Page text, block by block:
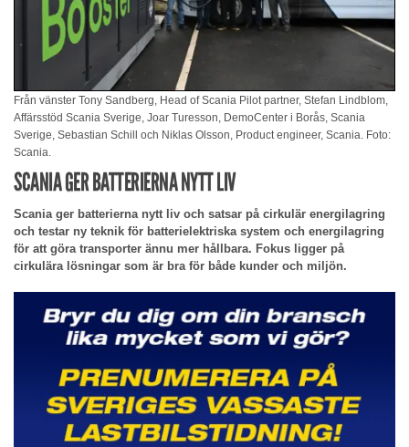
Från vänster Tony Sandberg, Head of Scania Pilot partner, Stefan Lindblom,
Affärsstöd Scania Sverige, Joar Turesson, DemoCenter i Borås, Scania
Sverige, Sebastian Schill och Niklas Olsson, Product engineer, Scania. Foto:
Scania.
SCANIA GER BATTERIERNA NYTT LIV
Scania ger batterierna nytt liv och satsar på cirkulär energilagring
och testar ny teknik för batterielektriska system och energilagring
för att göra transporter ännu mer hållbara. Fokus ligger på
cirkulära lösningar som är bra för både kunder och miljön.